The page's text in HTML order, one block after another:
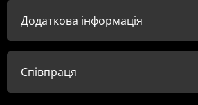
Додаткова інформація
Співпраця